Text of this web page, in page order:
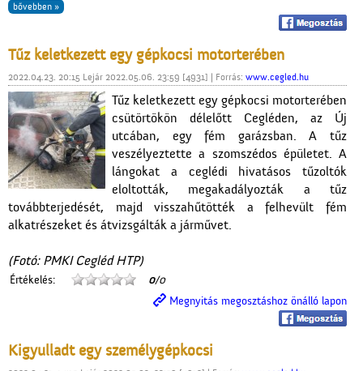
bővebben »
Tűz keletkezett egy gépkocsi motorterében
2022.04.23. 20:15 Lejár 2022.05.06. 23:59 [4931] | Forrás: www.cegled.hu
Tűz keletkezett egy gépkocsi motorterében
csütörtökön délelőtt Cegléden, az Új
utcában, egy fém garázsban. A tűz
veszélyeztette a szomszédos épületet. A
lángokat a ceglédi hivatásos tűzoltók
eloltották, megakadályozták a tűz
továbbterjedését, majd visszahűtötték a felhevült fém
alkatrészeket és átvizsgálták a járművet.
(Fotó: PMKI Cegléd HTP)
Értékelés: 0/0
Megnyitás megosztáshoz önálló lapon
Kigyulladt egy személygépkocsi